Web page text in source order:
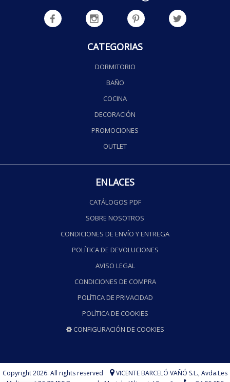
CATEGORIAS
DORMITORIO
BAÑO
COCINA
DECORACIÓN
PROMOCIONES
OUTLET
ENLACES
CATÁLOGOS PDF
SOBRE NOSOTROS
CONDICIONES DE ENVÍO Y ENTREGA
POLÍTICA DE DEVOLUCIONES
AVISO LEGAL
CONDICIONES DE COMPRA
POLÍTICA DE PRIVACIDAD
POLÍTICA DE COOKIES
CONFIGURACIÓN DE COOKIES
Copyright 2026. All rights reserved VICENTE BARCELÓ VAÑÓ S.L.,Avda.Les